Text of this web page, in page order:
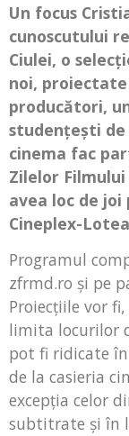
Un focus
cunoscutului
Ciulei, o
noi,
producători,
studenţeşti de
cinema fac
Zilelor Filmului
avea loc de
Cineplex-
Programul
zfrmd.ro şi pe
Proiecţiile vor
limita locurilor
pot fi ridicate
de la casieria
excepţia celor
subtitrate şi în